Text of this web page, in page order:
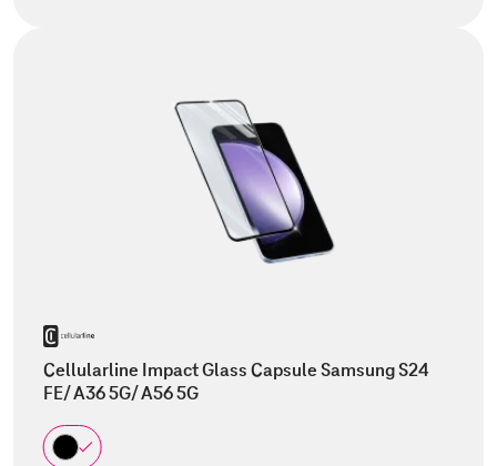
Cellularline Impact Glass Capsule Samsung S24
FE/ A36 5G/ A56 5G